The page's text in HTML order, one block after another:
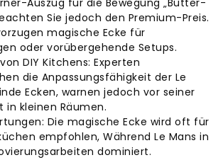
Auszug für die Bewegung „Butter-
Sie jedoch den Premium-Preis.
magische Ecke für
oder vorübergehende Setups.
DIY Kitchens: Experten
die Anpassungsfähigkeit der Le
Ecken, warnen jedoch vor seiner
in kleinen Räumen.
Die magische Ecke wird oft für
empfohlen, Während Le Mans in
dominiert.